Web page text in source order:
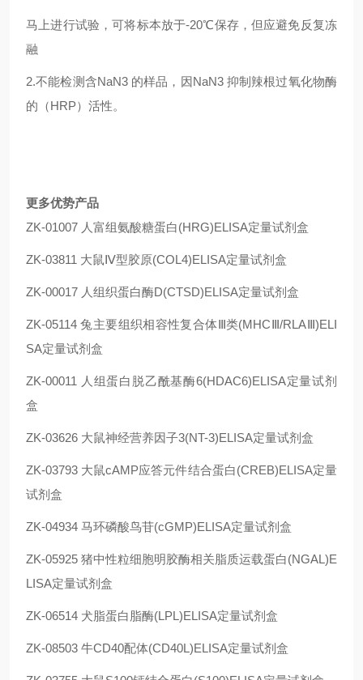
马上进行试验，可将标本放于-20℃保存，但应避免反复冻
融
2.不能检测含NaN3 的样品，因NaN3 抑制辣根过氧化物酶
的（HRP）活性。
更多优势产品
ZK-01007 人富组氨酸糖蛋白(HRG)ELISA定量试剂盒
ZK-03811 大鼠Ⅳ型胶原(COL4)ELISA定量试剂盒
ZK-00017 人组织蛋白酶D(CTSD)ELISA定量试剂盒
ZK-05114 兔主要组织相容性复合体Ⅲ类(MHCⅢ/RLAⅢ)ELI
SA定量试剂盒
ZK-00011 人组蛋白脱乙酰基酶6(HDAC6)ELISA定量试剂
盒
ZK-03626 大鼠神经营养因子3(NT-3)ELISA定量试剂盒
ZK-03793 大鼠cAMP应答元件结合蛋白(CREB)ELISA定量
试剂盒
ZK-04934 马环磷酸鸟苷(cGMP)ELISA定量试剂盒
ZK-05925 猪中性粒细胞明胶酶相关脂质运载蛋白(NGAL)E
LISA定量试剂盒
ZK-06514 犬脂蛋白脂酶(LPL)ELISA定量试剂盒
ZK-08503 牛CD40配体(CD40L)ELISA定量试剂盒